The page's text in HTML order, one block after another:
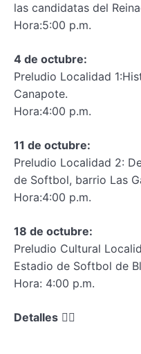
las candidatas del
Hora:5:00 p.m.
4 de octubre:
Preludio Localidad
Canapote.
Hora:4:00 p.m.
11 de octubre:
Preludio Localidad 2:
de Softbol, barrio Las
Hora:4:00 p.m.
18 de octubre:
Preludio Cultural
Estadio de Softbol de
Hora: 4:00 p.m.
Detalles 👇🏼